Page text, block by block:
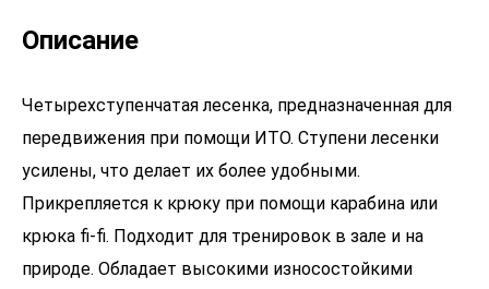
Описание
Четырехступенчатая лесенка, предназначенная для
передвижения при помощи ИТО. Ступени лесенки
усилены, что делает их более удобными.
Прикрепляется к крюку при помощи карабина или
крюка fi-fi. Подходит для тренировок в зале и на
природе. Обладает высокими износостойкими